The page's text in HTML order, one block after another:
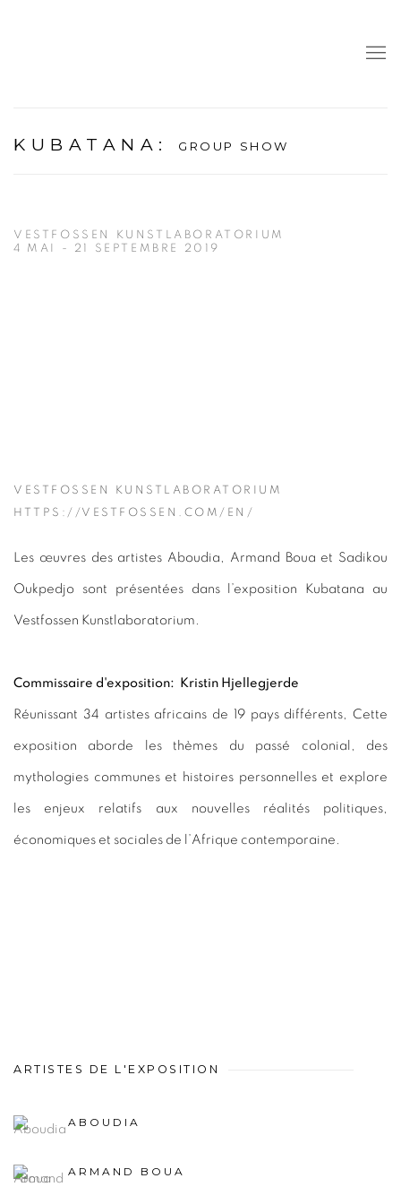
KUBATANA : GROUP SHOW
VESTFOSSEN KUNSTLABORATORIUM
4 MAI - 21 SEPTEMBRE 2019
VESTFOSSEN KUNSTLABORATORIUM
HTTPS://VESTFOSSEN.COM/EN/
Les œuvres des artistes Aboudia, Armand Boua et Sadikou
Oukpedjo sont présentées dans l’exposition Kubatana au
Vestfossen Kunstlaboratorium.
Commissaire d'exposition: Kristin Hjellegjerde
Réunissant 34 artistes africains de 19 pays différents, Cette
exposition aborde les thèmes du passé colonial, des
mythologies communes et histoires personnelles et explore
les enjeux relatifs aux nouvelles réalités politiques,
économiques et sociales de l’Afrique contemporaine.
ARTISTES DE L'EXPOSITION
ABOUDIA
ARMAND BOUA